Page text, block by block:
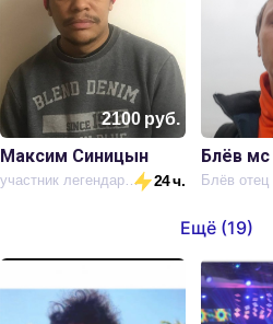
2100руб.
Максим Синицын
участник легендарной группы kunteynir 24 ч.
Блёв мс
Блёв отец
Ещё (19)